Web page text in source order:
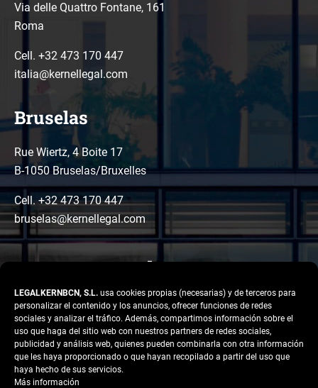
LEGALKERNBCN, S.L. usa cookies propias (necesarias) y de terceros para
personalizar el contenido y los anuncios, ofrecer funciones de redes
sociales y analizar el tráfico. Además, compartimos información sobre el
uso que haga del sitio web con nuestros partners de redes sociales,
publicidad y análisis web, quienes pueden combinarla con otra información
que les haya proporcionado o que hayan recopilado a partir del uso que
haya hecho de sus servicios.
Más información
Via delle Quattro Fontane, 161
Roma
Cell. +32 473 170 447
italia@kernellegal.com
Bruselas
Rue Wiertz, 4 Boite 17
B-1050 Bruselas/Bruxelles
Cell. +32 473 170 447
bruselas@kernellegal.com
LinkedIn
Instagram
Facebook
Copyright © 2026 Kernel